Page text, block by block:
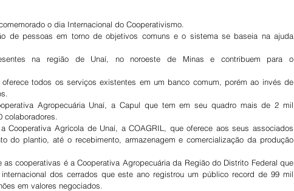
o dia Internacional do Cooperativismo.
de pessoas em torno de objetivos comuns e o sistema se baseia na ajuda
na região de Unaí, no noroeste de Minas e contribuem para o
todos os serviços existentes em um banco comum, porém ao invés de
Agropecuária Unaí, a Capul que tem em seu quadro mais de 2 mil
colaboradores.
Cooperativa Agrícola de Unaí, a COAGRIL, que oferece aos seus associados
do plantio, até o recebimento, armazenagem e comercialização da produção
as cooperativas é a Cooperativa Agropecuária da Região do Distrito Federal que
dos cerrados que este ano registrou um público record de 99 mil
em valores negociados.